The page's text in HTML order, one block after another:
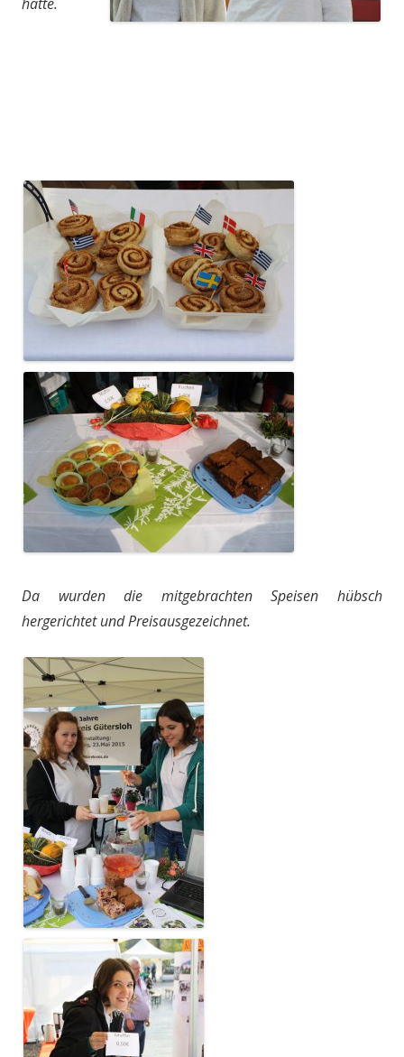
Da wurden die mitgebrachten Speisen hübsch
hergerichtet und Preisausgezeichnet.